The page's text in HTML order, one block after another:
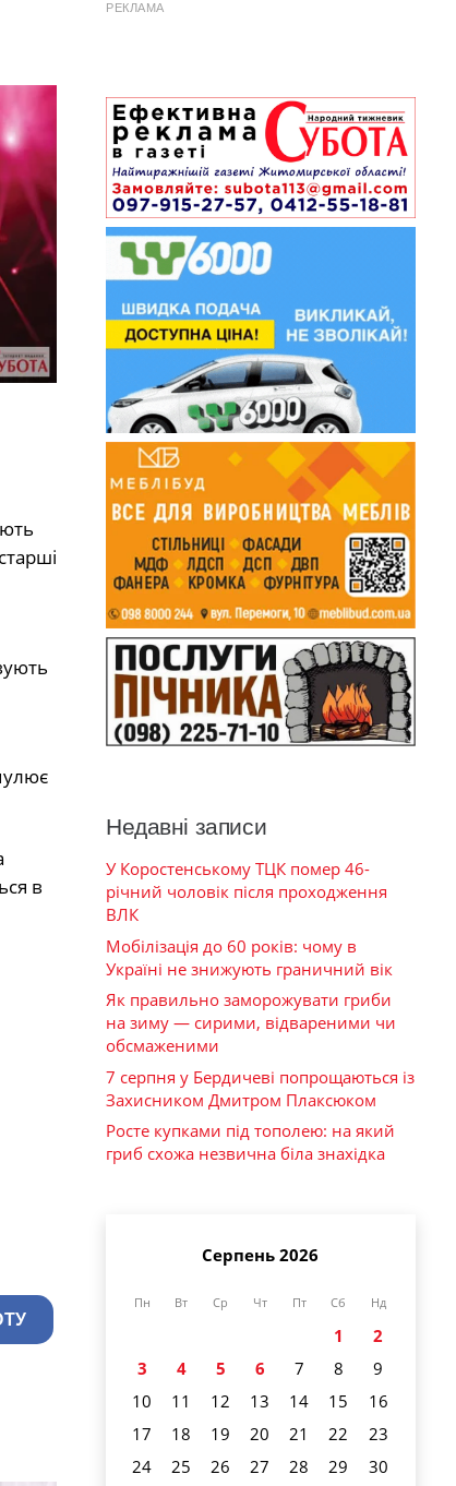
в
РЕКЛАМА
Недавні записи
У Коростенському ТЦК помер 46-
річний чоловік після проходження
ВЛК
Мобілізація до 60 років: чому в
Україні не знижують граничний вік
Як правильно заморожувати гриби
на зиму — сирими, відвареними чи
обсмаженими
7 серпня у Бердичеві попрощаються із
Захисником Дмитром Плаксюком
Росте купками під тополею: на який
гриб схожа незвична біла знахідка
Серпень 2026
Пн Вт Ср Чт Пт Сб Нд
1
2
3
4 5 6 7 8
9
10
11 12 13 14 15
16
17
18 19 20 21 22
23
24
25 26 27 28 29
30